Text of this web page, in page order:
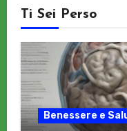
Ti Sei Perso
Benessere e